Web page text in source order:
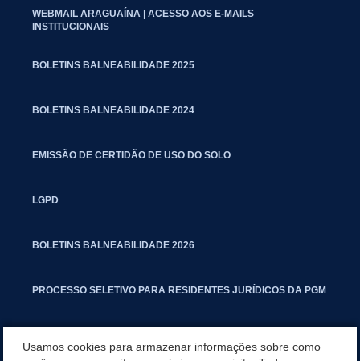
WEBMAIL ARAGUAÍNA | ACESSO AOS E-MAILS
INSTITUCIONAIS
BOLETINS BALNEABILIDADE 2025
BOLETINS BALNEABILIDADE 2024
EMISSÃO DE CERTIDÃO DE USO DO SOLO
LGPD
BOLETINS BALNEABILIDADE 2026
PROCESSO SELETIVO PARA RESIDENTES JURÍDICOS DA PGM
Usamos cookies para armazenar informações sobre como